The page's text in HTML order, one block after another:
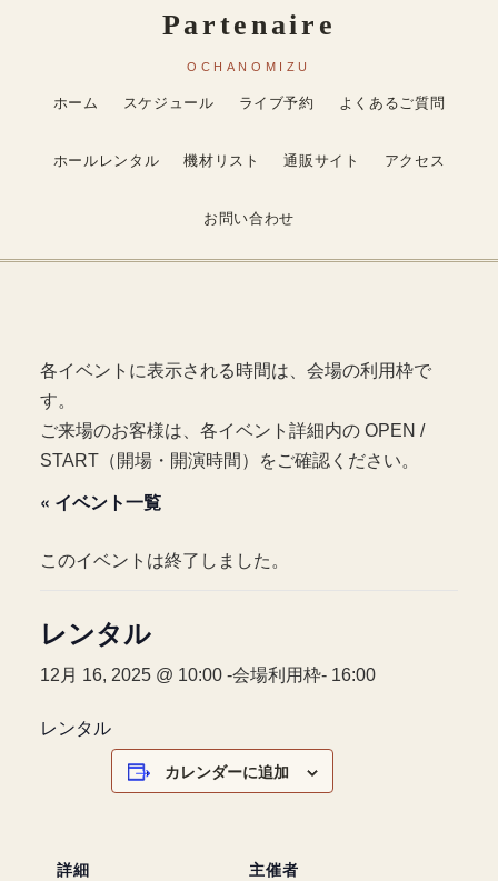
ホーム スケジュール ライブ予約 よくあるご質問
ホールレンタル 機材リスト 通販サイト アクセス
お問い合わせ
各イベントに表示される時間は、会場の利用枠で
す。
ご来場のお客様は、各イベント詳細内の OPEN /
START（開場・開演時間）をご確認ください。
« イベント一覧
このイベントは終了しました。
レンタル
12月 16, 2025 @ 10:00 -会場利用枠- 16:00
レンタル
カレンダーに追加
詳細
主催者